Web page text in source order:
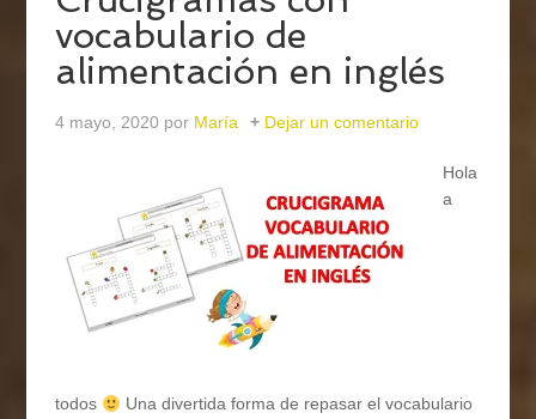
vocabulario de
alimentación en inglés
4 mayo, 2020 por María Dejar un comentario
Hola
a
todos
Una divertida forma de repasar el vocabulario